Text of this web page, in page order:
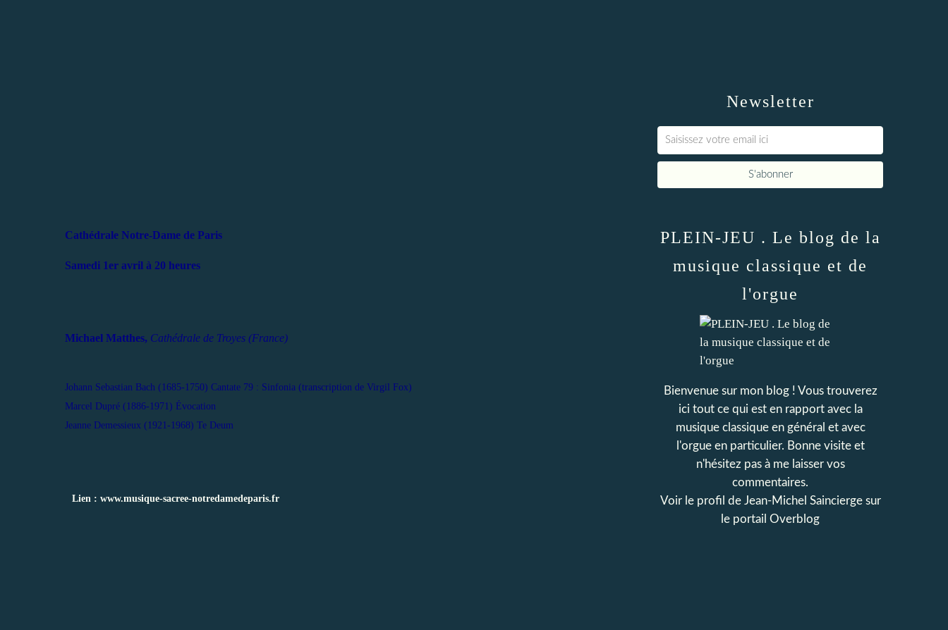
Cathédrale Notre-Dame de Paris
Samedi 1er avril à 20 heures
Michael Matthes, Cathédrale de Troyes (France)
Johann Sebastian Bach (1685-1750) Cantate 79 : Sinfonia (transcription de Virgil Fox)
Marcel Dupré (1886-1971) Évocation
Jeanne Demessieux (1921-1968) Te Deum
Lien : www.musique-sacree-notredamedeparis.fr
Newsletter
PLEIN-JEU . Le blog de la
musique classique et de
l'orgue
Bienvenue sur mon blog ! Vous trouverez
ici tout ce qui est en rapport avec la
musique classique en général et avec
l'orgue en particulier. Bonne visite et
n'hésitez pas à me laisser vos
commentaires.
Voir le profil de Jean-Michel Sainciergesur
le portail Overblog